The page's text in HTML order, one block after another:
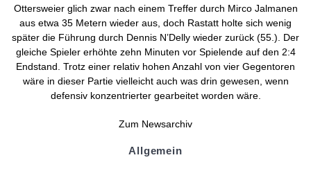
Ottersweier glich zwar nach einem Treffer durch Mirco Jalmanen
aus etwa 35 Metern wieder aus, doch Rastatt holte sich wenig
später die Führung durch Dennis N’Delly wieder zurück (55.). Der
gleiche Spieler erhöhte zehn Minuten vor Spielende auf den 2:4
Endstand. Trotz einer relativ hohen Anzahl von vier Gegentoren
wäre in dieser Partie vielleicht auch was drin gewesen, wenn
defensiv konzentrierter gearbeitet worden wäre.
Zum Newsarchiv
Allgemein